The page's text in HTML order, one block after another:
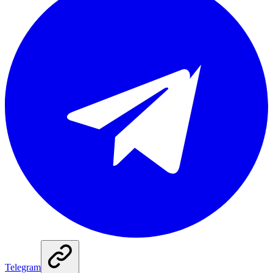
Telegram